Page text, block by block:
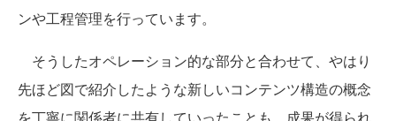
ンや工程管理を行っています。
そうしたオペレーション的な部分と合わせて、やはり
先ほど図で紹介したような新しいコンテンツ構造の概念